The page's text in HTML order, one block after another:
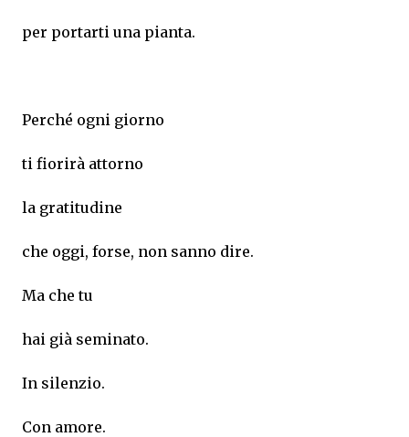
per portarti una pianta.
Perché ogni giorno
ti fiorirà attorno
la gratitudine
che oggi, forse, non sanno dire.
Ma che tu
hai già seminato.
In silenzio.
Con amore.